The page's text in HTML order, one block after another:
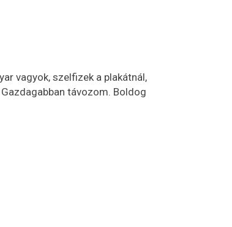
vagyok, szelfizek a plakátnál,
távozom. Boldog